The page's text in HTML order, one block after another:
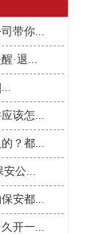
带你...
·退...
该怎...
？都...
安公...
安都...
开一...